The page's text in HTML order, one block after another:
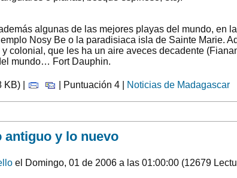
algunas de las mejores playas del mundo, en
Nosy Be o la paradisiaca isla de Sainte Marie.
colonial, que les ha un aire aveces decadente
mundo… Fort Dauphin.
KB) | | Puntuación 4 | Noticias de Madagascar
antiguo y lo nuevo
el Domingo, 01 de 2006 a las 01:00:00 (12679